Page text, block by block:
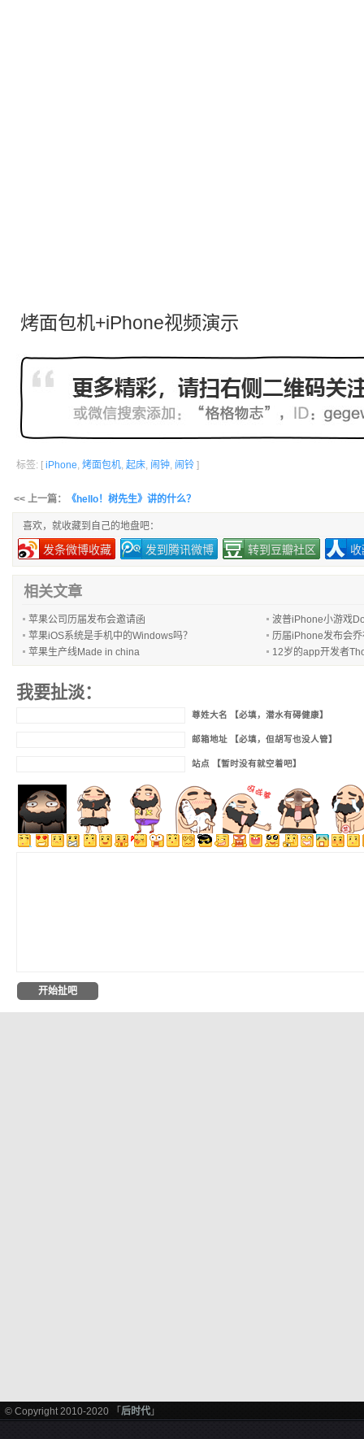
烤面包机+iPhone视频演示
标签: [ iPhone, 烤面包机, 起床, 闹钟, 闹铃 ]
<< 上一篇： 《hello！树先生》讲的什么？
喜欢，就收藏到自己的地盘吧：
发条微博收藏 发到腾讯微博 转到豆瓣社区
相关文章
苹果公司历届发布会邀请函
波普iPhone小游戏
苹果iOS系统是手机中的Windows吗？
历届iPhone发布会
苹果生产线Made in china
12岁的app开发者
我要扯淡：
尊姓大名 【必填，潜水有碍健康】
邮箱地址 【必填，但胡写也没人管】
站点 【暂时没有就空着吧】
© Copyright 2010-2020 「 后时代 」